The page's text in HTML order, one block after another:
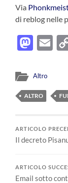
Via
di reblog nelle
Altro
ALTRO
ARTICOLO
Il decreto
ARTICOLO
Email sotto